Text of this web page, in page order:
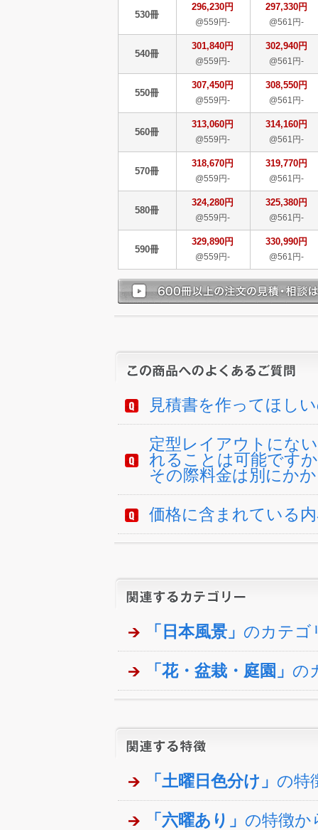
530冊
296,230円
@559円-
297,330円
@561円-
540冊
301,840円
@559円-
302,940円
@561円-
550冊
307,450円
@559円-
308,550円
@561円-
560冊
313,060円
@559円-
314,160円
@561円-
570冊
318,670円
@559円-
319,770円
@561円-
580冊
324,280円
@559円-
325,380円
@561円-
590冊
329,890円
@559円-
330,990円
@561円-
見積書を作ってほし
定型レイアウトにな
れることは可能です
その際料金は別にか
価格に含まれている
「日本風景」 のカテゴ
「花・盆栽・庭園」 の
「土曜日色分け」 の特
「六曜あり」 の特徴か